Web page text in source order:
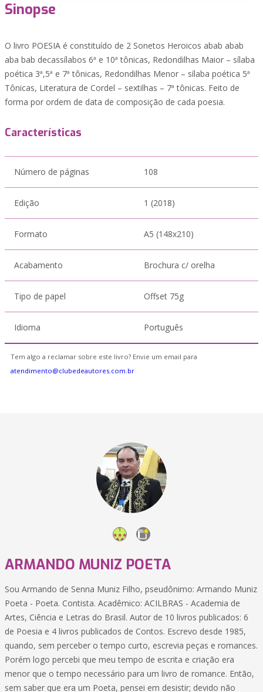
Sinopse
O livro POESIA é constituído de 2 Sonetos Heroicos abab abab
aba bab decassílabos 6ª e 10ª tônicas, Redondilhas Maior – sílaba
poética 3ª,5ª e 7ª tônicas, Redondilhas Menor – sílaba poética 5ª
Tônicas, Literatura de Cordel – sextilhas – 7ª tônicas. Feito de
forma por ordem de data de composição de cada poesia.
Características
Número de páginas 108
Edição 1 (2018)
Formato A5 (148x210)
Acabamento Brochura c/ orelha
Tipo de papel Offset 75g
Idioma Português
Tem algo a reclamar sobre este livro? Envie um email para
atendimento@clubedeautores.com.br
ARMANDO MUNIZ POETA
Sou Armando de Senna Muniz Filho, pseudônimo: Armando Muniz
Poeta - Poeta. Contista. Acadêmico: ACILBRAS - Academia de
Artes, Ciência e Letras do Brasil. Autor de 10 livros publicados: 6
de Poesia e 4 livros publicados de Contos. Escrevo desde 1985,
quando, sem perceber o tempo curto, escrevia peças e romances.
Porém logo percebi que meu tempo de escrita e criação era
menor que o tempo necessário para um livro de romance. Então,
sem saber que era um Poeta, pensei em desistir; devido não